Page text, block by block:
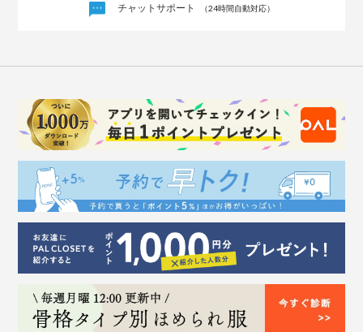
チャットサポート （24時間自動対応）